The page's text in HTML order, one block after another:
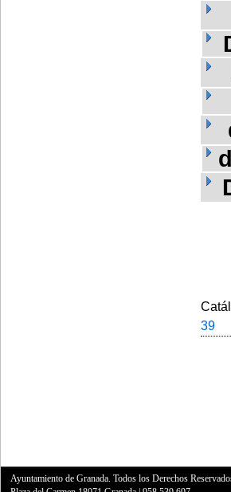
39
Ayuntamiento de Granada. Todos los Derechos